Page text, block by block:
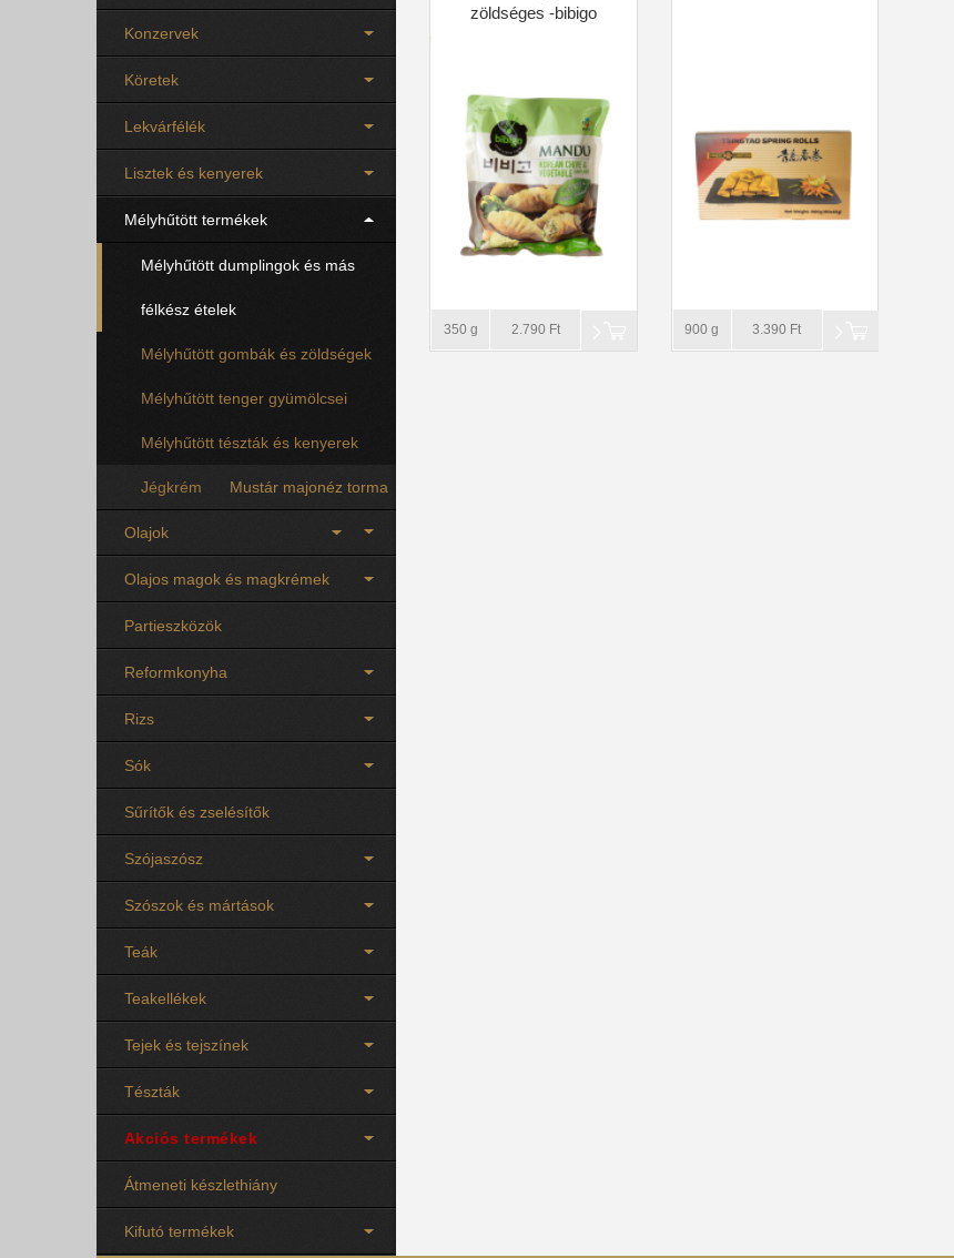
Konzervek
Köretek
Lekvárfélék
Lisztek és kenyerek
Mélyhűtött termékek
Mélyhűtött dumplingok és más
félkész ételek
Mélyhűtött gombák és zöldségek
Mélyhűtött tenger gyümölcsei
Mélyhűtött tészták és kenyerek
Jégkrém Mustár majonéz torma
Olajok
Olajos magok és magkrémek
Partieszközök
Reformkonyha
Rizs
Sók
Sűrítők és zselésítők
Szójaszósz
Szószok és mártások
Teák
Teakellékek
Tejek és tejszínek
Tészták
Akciós termékek
Átmeneti készlethiány
Kifutó termékek
zöldséges -bibigo
350 g 2.790 Ft 900 g 3.390 Ft